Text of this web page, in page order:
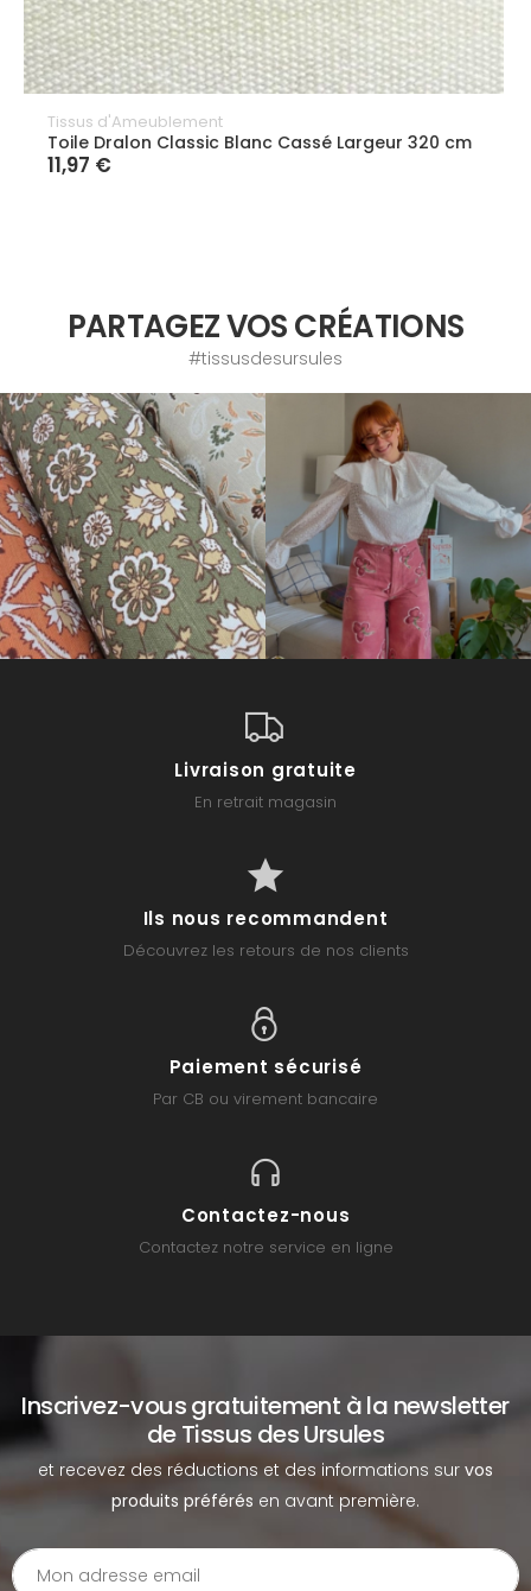
Tissus d'Ameublement
Toile Dralon Classic Blanc Cassé Largeur 320 cm
11,97 €
PARTAGEZ VOS CRÉATIONS
#tissusdesursules
Livraison gratuite
En retrait magasin
Ils nous recommandent
Découvrez les retours de nos clients
Paiement sécurisé
Par CB ou virement bancaire
Contactez-nous
Contactez notre service en ligne
Inscrivez-vous gratuitement à la newsletter
de Tissus des Ursules
et recevez des réductions et des informations sur vos
produits préférés en avant première.